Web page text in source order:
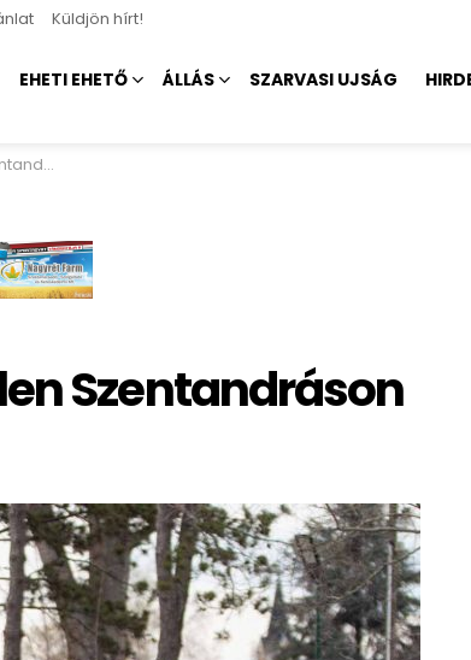
Küldjön hírt!
EHETI EHETŐ ÁLLÁS SZARVASI UJSÁG
Szentandráson